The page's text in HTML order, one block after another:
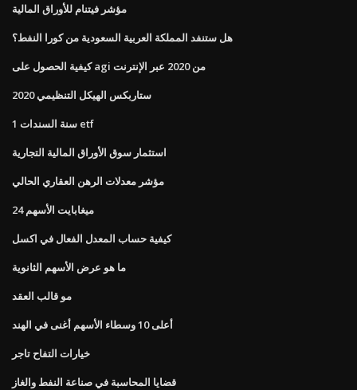
مؤشر فيتنام للأوراق المالية
هل ستنفد المملكة العربية السعودية من كورا النفط؟
كيفية الحصول على agi من 2020 عبر الإنترنت
ستاربكس الهيكل التنظيمي 2020
1 سنة السندات etf
استثمار سوق الأوراق المالية التجارية
مؤشر معدلات الرهن العقاري الحالي
ميغابايت الأسهم 24
كيفية حساب المعدل الفعال في اكسل
ما هو عرض الأسهم الثانوية
مو قالب العقد
أعلى 10 وسطاء الأسهم أغنى في الهند
خيارات التفاح تاجر
قضايا المحاسبة في صناعة النفط والغاز